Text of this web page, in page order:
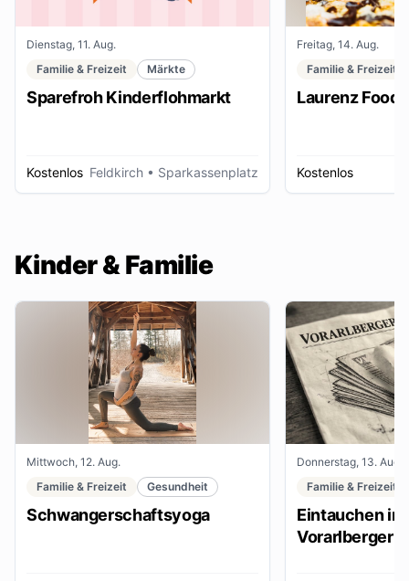
Dienstag, 11. Aug.
Familie & Freizeit
Märkte
Sparefroh Kinderflohmarkt
Kostenlos Feldkirch • Sparkassenplatz
Freitag, 14. Aug.
Familie & Freizeit
Laurenz Food
Kostenlos
Kinder & Familie
Mittwoch, 12. Aug.
Familie & Freizeit
Gesundheit
Schwangerschaftsyoga
Donnerstag, 13. Aug.
Familie & Freizeit
Eintauchen in
Vorarlberger